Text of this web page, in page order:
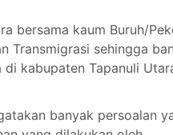
bersama kaum Buruh/
Transmigrasi sehingga
kabupaten Tapanuli
banyak persoalan